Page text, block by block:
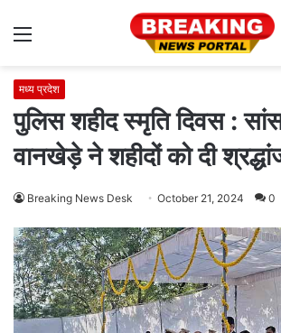
Menu
मध्य प्रदेश
पुलिस शहीद स्मृति दिवस :
वानखेड़े ने शहीदों को दी
Breaking News Desk October 21, 2024 0